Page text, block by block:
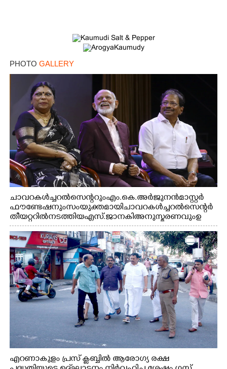
PHOTO GALLERY
ചാവറ കൾച്ചറൽ സെന്ററും എം.കെ. അർജുനൻ മാസ്റ്റർ
ഫൗണ്ടേഷനും സംയുക്തമായി ചാവറ കൾച്ചറൽ സെന്റർ
തീയറ്ററിൽ നടത്തിയ എസ്. ജാനകി അനുസ്മരണവും ഉ
ദ്ഘാടനം ചെയ്യാനെത്തിയ സംഗീത സംവിധായകൻ ജെറി
അമൽദേവ്, ഗായിക ജെൻസി, എം.കെ. അർജുനൻ
ഫൗണ്ടേഷൻ ചെയർമാൻ ഡോ. രാധാകൃഷ്ണൻ എന്നിവർ
എറണാകുളം പ്രസ് ക്ലബ്ബിൽ ആരോഗ്യ രക്ഷ